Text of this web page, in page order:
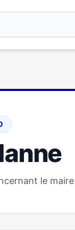
le maire